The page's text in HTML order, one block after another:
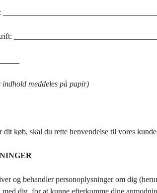
meddeles på papir)
køb, skal du rette henvendelse til vores
og behandler personoplysninger om dig
dig, for at kunne efterkomme dine